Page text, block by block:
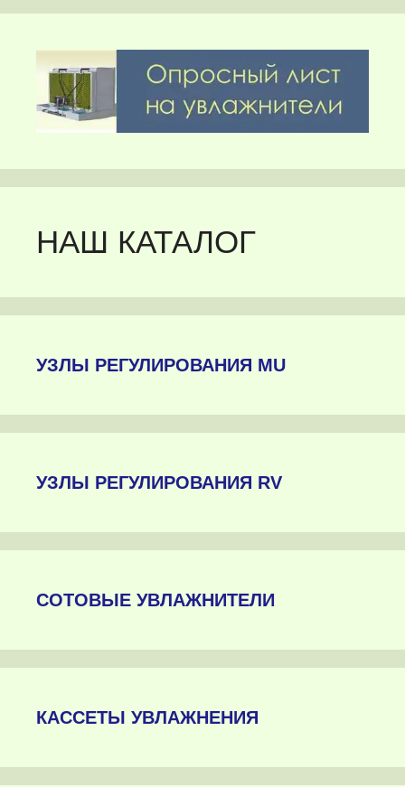
НАШ КАТАЛОГ
УЗЛЫ РЕГУЛИРОВАНИЯ MU
УЗЛЫ РЕГУЛИРОВАНИЯ RV
СОТОВЫЕ УВЛАЖНИТЕЛИ
КАССЕТЫ УВЛАЖНЕНИЯ